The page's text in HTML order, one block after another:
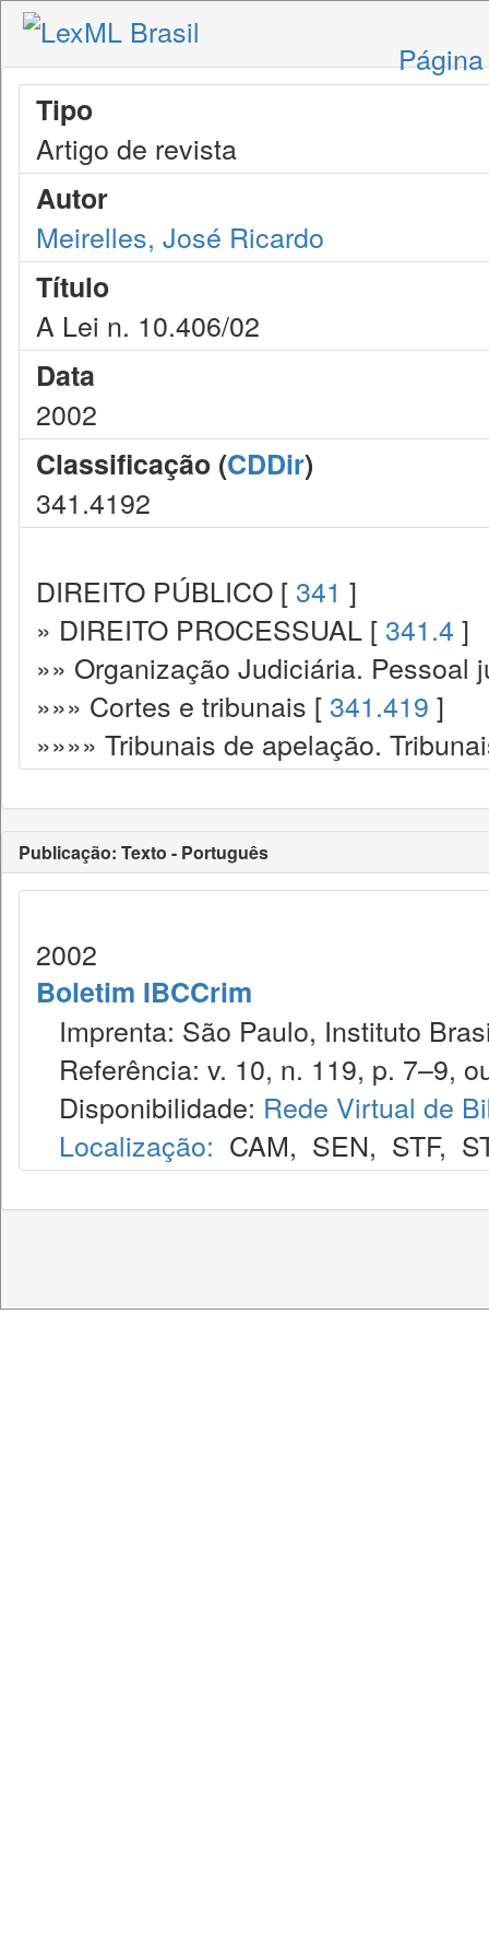
Tipo
Artigo de revista
Autor
Meirelles, José Ricardo
Título
A Lei n. 10.406/02
Data
2002
Classificação (CDDir)
341.4192
DIREITO PÚBLICO [ 341 ]
» DIREITO PROCESSUAL [ 341.4 ]
»» Organização Judiciária. Pessoal
»»» Cortes e tribunais [ 341.419 ]
»»»» Tribunais de apelação.
Publicação: Texto - Português
2002
Boletim IBCCrim
Imprenta: São Paulo, Instituto
Referência: v. 10, n. 119, p. 7–9,
Disponibilidade: Rede Virtual de
Localização: CAM, SEN, STF,